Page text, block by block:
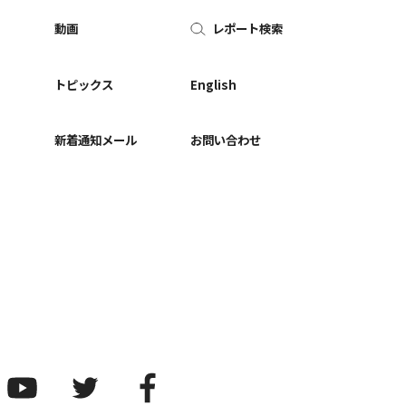
動画
トピックス
新着通知メール
レポート検索
English
お問い合わせ